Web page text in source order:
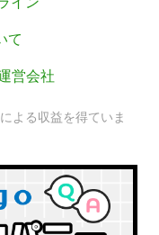
て
営会社
よる収益を得ていま